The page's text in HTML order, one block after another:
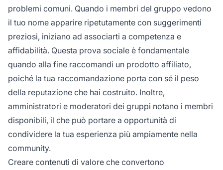
problemi comuni. Quando i membri del gruppo vedono
il tuo nome apparire ripetutamente con suggerimenti
preziosi, iniziano ad associarti a competenza e
affidabilità. Questa prova sociale è fondamentale
quando alla fine raccomandi un prodotto affiliato,
poiché la tua raccomandazione porta con sé il peso
della reputazione che hai costruito. Inoltre,
amministratori e moderatori dei gruppi notano i membri
disponibili, il che può portare a opportunità di
condividere la tua esperienza più ampiamente nella
community.
Creare contenuti di valore che convertono